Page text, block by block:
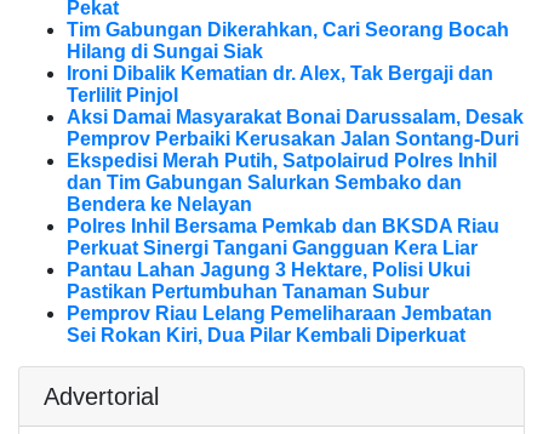
Pekat
Tim Gabungan Dikerahkan, Cari Seorang Bocah
Hilang di Sungai Siak
Ironi Dibalik Kematian dr. Alex, Tak Bergaji dan
Terlilit Pinjol
Aksi Damai Masyarakat Bonai Darussalam, Desak
Pemprov Perbaiki Kerusakan Jalan Sontang-Duri
Ekspedisi Merah Putih, Satpolairud Polres Inhil
dan Tim Gabungan Salurkan Sembako dan
Bendera ke Nelayan
Polres Inhil Bersama Pemkab dan BKSDA Riau
Perkuat Sinergi Tangani Gangguan Kera Liar
Pantau Lahan Jagung 3 Hektare, Polisi Ukui
Pastikan Pertumbuhan Tanaman Subur
Pemprov Riau Lelang Pemeliharaan Jembatan
Sei Rokan Kiri, Dua Pilar Kembali Diperkuat
Advertorial